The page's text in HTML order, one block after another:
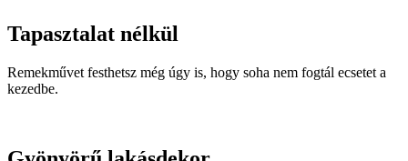
Tapasztalat nélkül
Remekművet festhetsz még úgy is, hogy soha nem fogtál ecsetet a
kezedbe.